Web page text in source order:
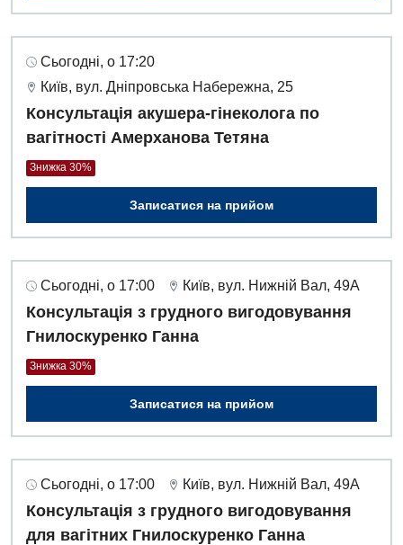
Сьогодні, о 17:20
Київ, вул. Дніпровська Набережна, 25
Консультація акушера-гінеколога по
вагітності Амерханова Тетяна
Знижка 30%
Записатися на прийом
Сьогодні, о 17:00 Київ, вул. Нижній Вал, 49А
Консультація з грудного вигодовування
Гнилоскуренко Ганна
Знижка 30%
Записатися на прийом
Сьогодні, о 17:00 Київ, вул. Нижній Вал, 49А
Консультація з грудного вигодовування
для вагітних Гнилоскуренко Ганна